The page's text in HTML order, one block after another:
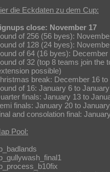
die Eckdaten zu dem Cup:
close: November 17
of 256 (56 byes):
of 128 (24 byes):
of 64 (16 byes):
of 32 (top 8 teams join the
possible)
break: December 16
of 16: January 6 to
finals: January 13 to
finals: January 20 to
and consolation final:
Pool: